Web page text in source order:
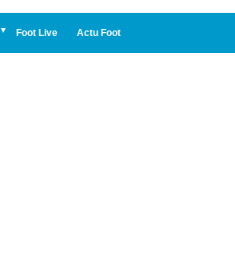
Foot Live Actu Foot